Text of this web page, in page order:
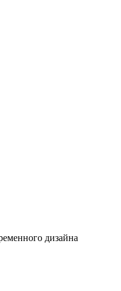
дизайна